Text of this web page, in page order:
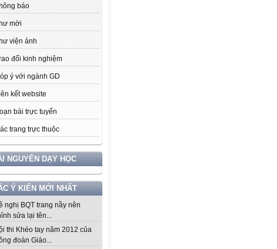
báo
mời
viện ảnh
đổi kinh nghiệm
ý với ngành GD
kết website
bài trực tuyến
trang trực thuộc
NGUYÊN DẠY HỌC
Ý KIẾN MỚI NHẤT
nghị BQT trang nầy nên
sửa lại tên...
thi Khéo tay năm 2012 của
đoàn Giáo...